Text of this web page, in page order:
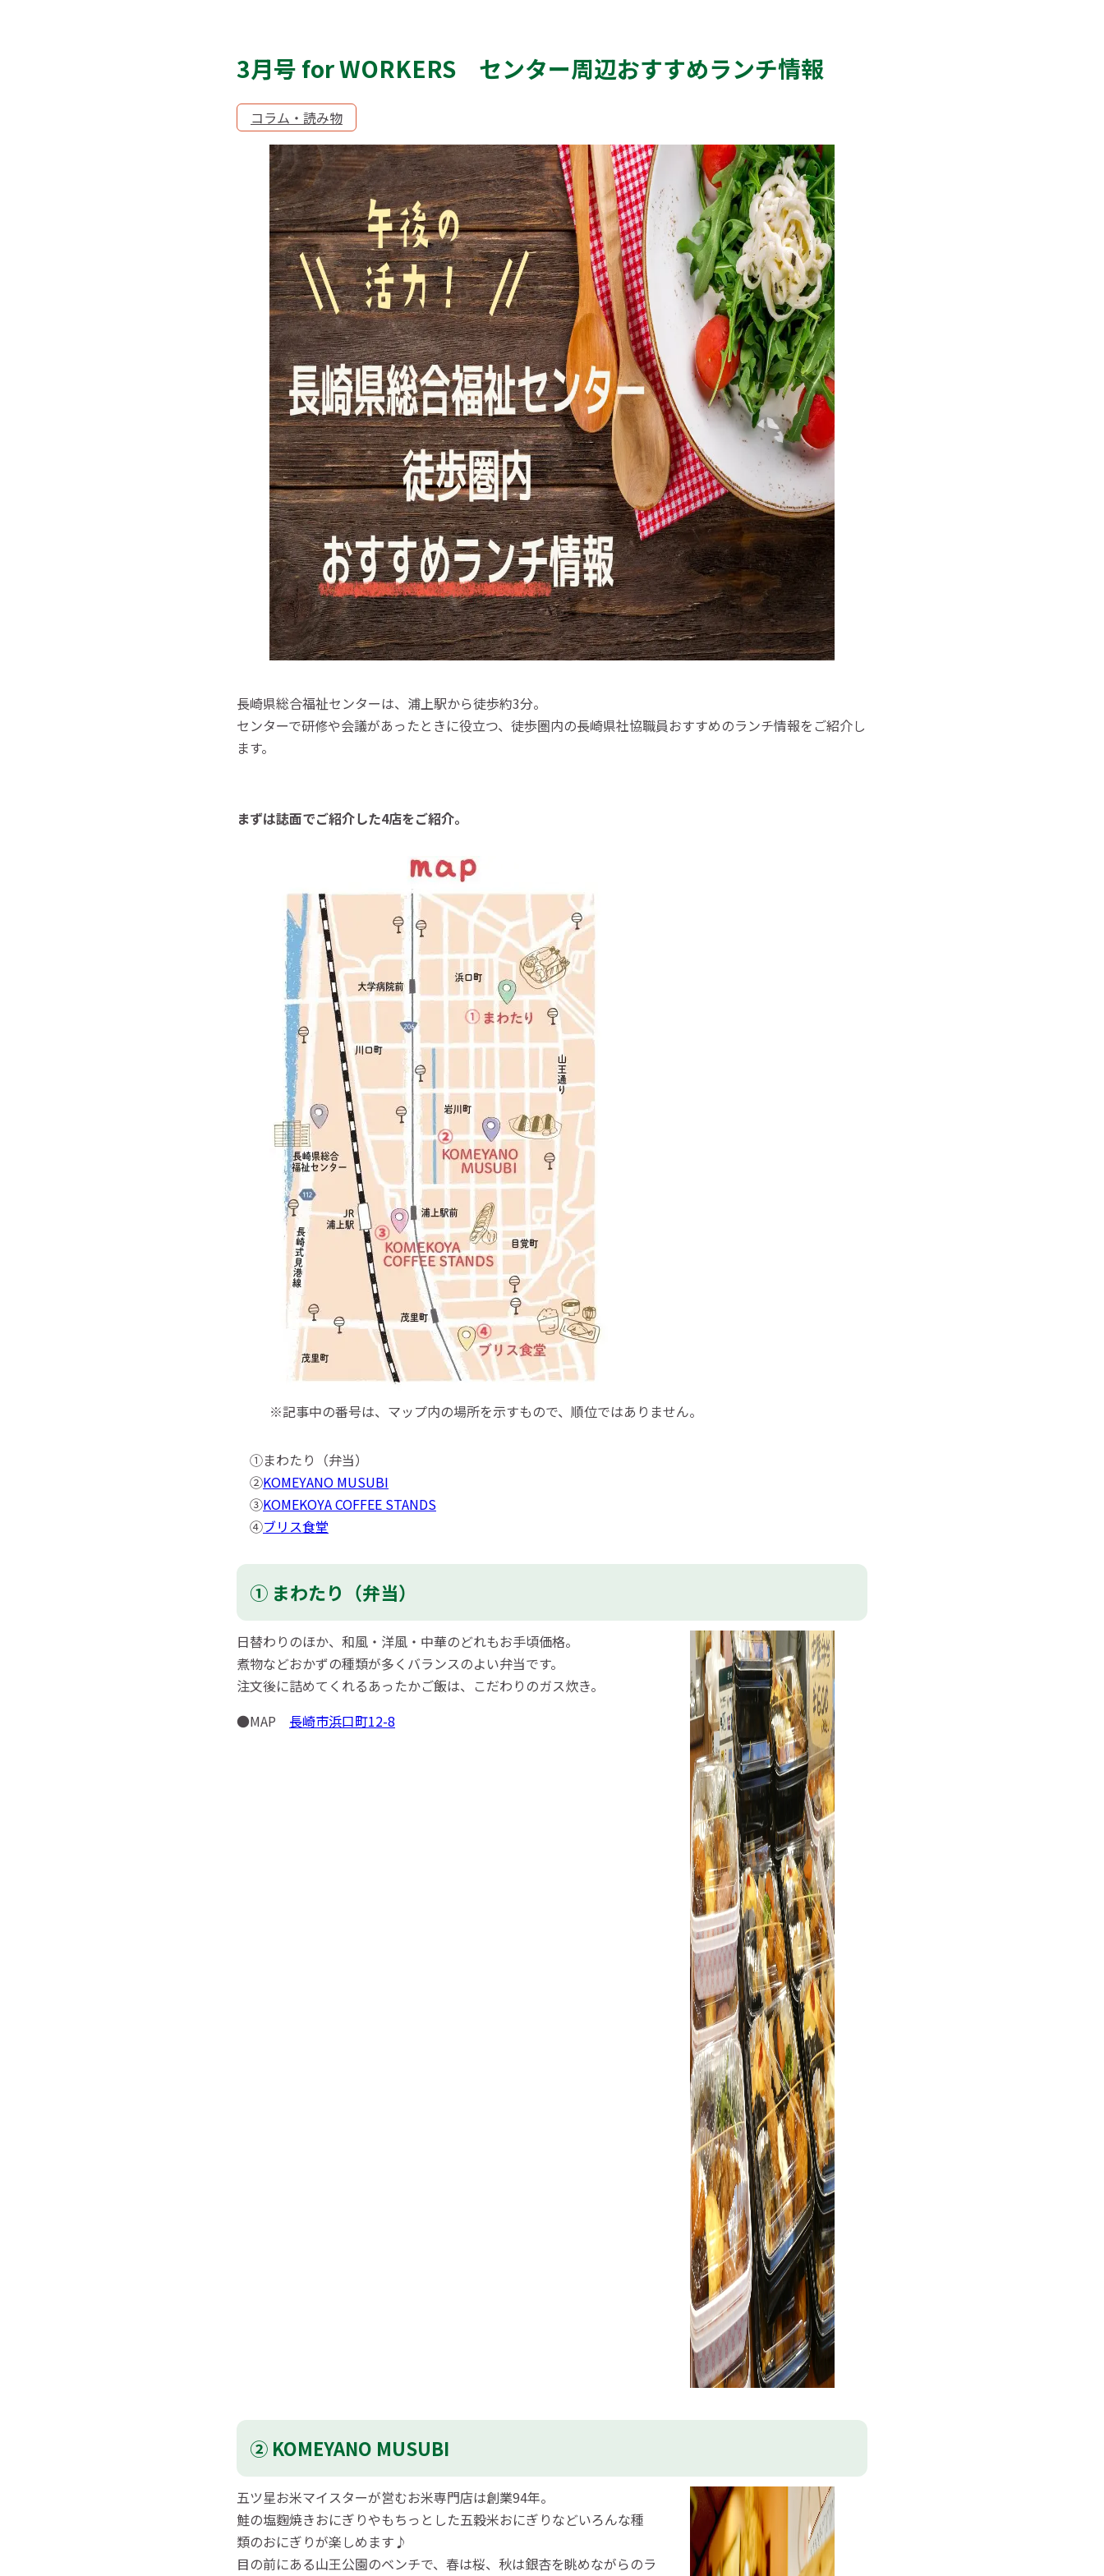
3月号 for WORKERS センター周辺おすすめランチ情報
コラム・読み物
長崎県総合福祉センターは、浦上駅から徒歩約3分。
センターで研修や会議があったときに役立つ、徒歩圏内の長崎県社協職員おすすめのランチ情報をご紹介し
ます。
まずは誌面でご紹介した4店をご紹介。
※記事中の番号は、マップ内の場所を示すもので、順位ではありません。
①まわたり（弁当）
②KOMEYANO MUSUBI
③KOMEKOYA COFFEE STANDS
④ブリス食堂
① まわたり（弁当）
日替わりのほか、和風・洋風・中華のどれもお手頃価格。
煮物などおかずの種類が多くバランスのよい弁当です。
注文後に詰めてくれるあったかご飯は、こだわりのガス炊き。
●MAP 長崎市浜口町12-8
② KOMEYANO MUSUBI
五ツ星お米マイスターが営むお米専門店は創業94年。
鮭の塩麴焼きおにぎりやもちっとした五穀米おにぎりなどいろんな種
類のおにぎりが楽しめます♪
目の前にある山王公園のベンチで、春は桜、秋は銀杏を眺めながらのラ